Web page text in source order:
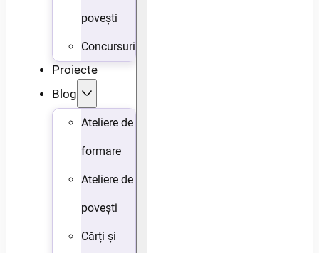
povești
Concursuri
Proiecte
Blog
Ateliere de
formare
Ateliere de
povești
Cărți și